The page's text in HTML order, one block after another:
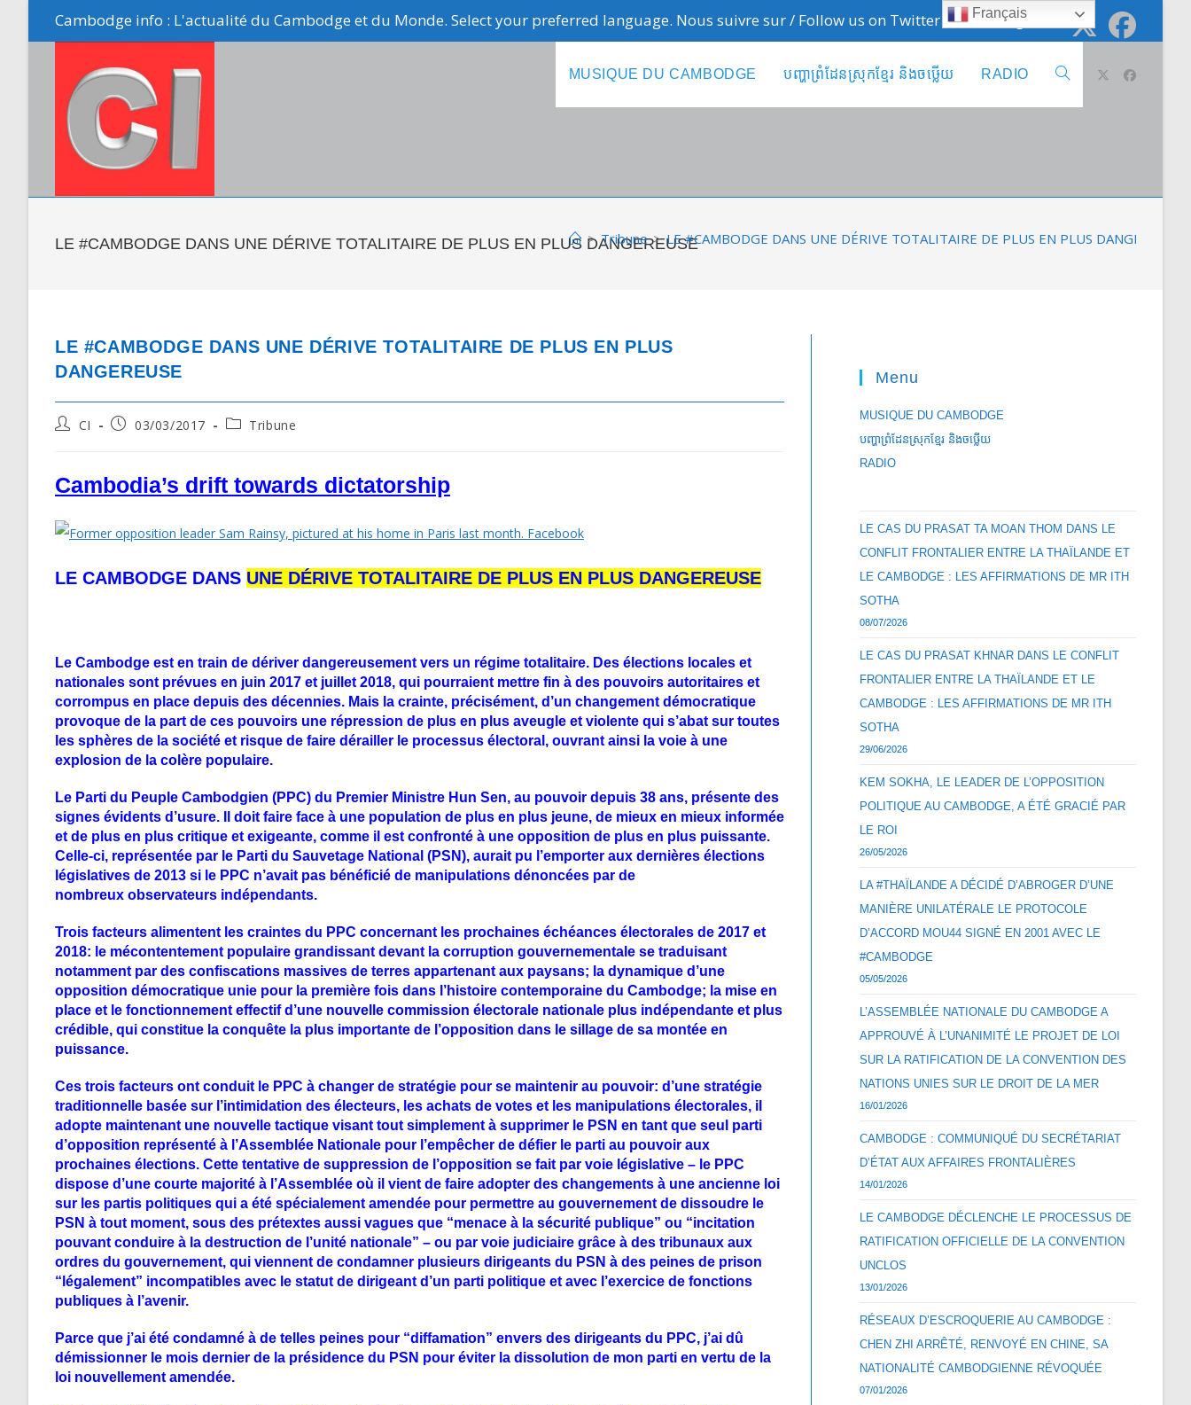
Cambodge info : L'actualité du Cambodge et du Monde. Select your preferred language. Nous suivre sur / Follow us on Twitter @cambodge_info
MUSIQUE DU CAMBODGE បញ្ហាព្រំដែនស្រុកខ្មែរ និងចឞ្លើយ RADIO Toggle
LE #CAMBODGE DANS UNE DÉRIVE TOTALITAIRE DE PLUS EN PLUS DANGEREUSE
> Tribune > LE #CAMBODGE DANS UNE DÉRIVE TOTALITAIRE DE PLUS EN PLUS DANGEREUSE
LE #CAMBODGE DANS UNE DÉRIVE TOTALITAIRE DE PLUS EN PLUS
DANGEREUSE
PostCI
Post03/03/2017
PostTribune
Cambodia’s drift towards dictatorship
LE CAMBODGE DANS UNE DÉRIVE TOTALITAIRE DE PLUS EN PLUS DANGEREUSE
Le Cambodge est en train de dériver dangereusement vers un régime totalitaire. Des élections locales et
nationales sont prévues en juin 2017 et juillet 2018, qui pourraient mettre fin à des pouvoirs autoritaires et
corrompus en place depuis des décennies. Mais la crainte, précisément, d’un changement démocratique
provoque de la part de ces pouvoirs une répression de plus en plus aveugle et violente qui s’abat sur toutes
les sphères de la société et risque de faire dérailler le processus électoral, ouvrant ainsi la voie à une
explosion de la colère populaire.
Le Parti du Peuple Cambodgien (PPC) du Premier Ministre Hun Sen, au pouvoir depuis 38 ans, présente des
signes évidents d’usure. Il doit faire face à une population de plus en plus jeune, de mieux en mieux informée
et de plus en plus critique et exigeante, comme il est confronté à une opposition de plus en plus puissante.
Celle-ci, représentée par le Parti du Sauvetage National (PSN), aurait pu l’emporter aux dernières élections
législatives de 2013 si le PPC n’avait pas bénéficié de manipulations dénoncées par de
nombreux observateurs indépendants.
Trois facteurs alimentent les craintes du PPC concernant les prochaines échéances électorales de 2017 et
2018: le mécontentement populaire grandissant devant la corruption gouvernementale se traduisant
notamment par des confiscations massives de terres appartenant aux paysans; la dynamique d’une
opposition démocratique unie pour la première fois dans l’histoire contemporaine du Cambodge; la mise en
place et le fonctionnement effectif d’une nouvelle commission électorale nationale plus indépendante et plus
crédible, qui constitue la conquête la plus importante de l’opposition dans le sillage de sa montée en
puissance.
Ces trois facteurs ont conduit le PPC à changer de stratégie pour se maintenir au pouvoir: d’une stratégie
traditionnelle basée sur l’intimidation des électeurs, les achats de votes et les manipulations électorales, il
adopte maintenant une nouvelle tactique visant tout simplement à supprimer le PSN en tant que seul parti
d’opposition représenté à l’Assemblée Nationale pour l’empêcher de défier le parti au pouvoir aux
prochaines élections. Cette tentative de suppression de l’opposition se fait par voie législative – le PPC
dispose d’une courte majorité à l’Assemblée où il vient de faire adopter des changements à une ancienne loi
sur les partis politiques qui a été spécialement amendée pour permettre au gouvernement de dissoudre le
PSN à tout moment, sous des prétextes aussi vagues que “menace à la sécurité publique” ou “incitation
pouvant conduire à la destruction de l’unité nationale” – ou par voie judiciaire grâce à des tribunaux aux
ordres du gouvernement, qui viennent de condamner plusieurs dirigeants du PSN à des peines de prison
“légalement” incompatibles avec le statut de dirigeant d’un parti politique et avec l’exercice de fonctions
publiques à l’avenir.
Parce que j’ai été condamné à de telles peines pour “diffamation” envers des dirigeants du PPC, j’ai dû
démissionner le mois dernier de la présidence du PSN pour éviter la dissolution de mon parti en vertu de la
loi nouvellement amendée.
Menu
MUSIQUE DU CAMBODGE
បញ្ហាព្រំដែនស្រុកខ្មែរ និងចឞ្លើយ
RADIO
LE CAS DU PRASAT TA MOAN THOM DANS LE
CONFLIT FRONTALIER ENTRE LA THAÏLANDE ET
LE CAMBODGE : LES AFFIRMATIONS DE MR ITH
SOTHA
08/07/2026
LE CAS DU PRASAT KHNAR DANS LE CONFLIT
FRONTALIER ENTRE LA THAÏLANDE ET LE
CAMBODGE : LES AFFIRMATIONS DE MR ITH
SOTHA
29/06/2026
KEM SOKHA, LE LEADER DE L’OPPOSITION
POLITIQUE AU CAMBODGE, A ÉTÉ GRACIÉ PAR
LE ROI
26/05/2026
LA #THAÏLANDE A DÉCIDÉ D’ABROGER D’UNE
MANIÈRE UNILATÉRALE LE PROTOCOLE
D’ACCORD MOU44 SIGNÉ EN 2001 AVEC LE
#CAMBODGE
05/05/2026
L’ASSEMBLÉE NATIONALE DU CAMBODGE A
APPROUVÉ À L’UNANIMITÉ LE PROJET DE LOI
SUR LA RATIFICATION DE LA CONVENTION DES
NATIONS UNIES SUR LE DROIT DE LA MER
16/01/2026
CAMBODGE : COMMUNIQUÉ DU SECRÉTARIAT
D’ÉTAT AUX AFFAIRES FRONTALIÈRES
14/01/2026
LE CAMBODGE DÉCLENCHE LE PROCESSUS DE
RATIFICATION OFFICIELLE DE LA CONVENTION
UNCLOS
13/01/2026
RÉSEAUX D’ESCROQUERIE AU CAMBODGE :
CHEN ZHI ARRÊTÉ, RENVOYÉ EN CHINE, SA
NATIONALITÉ CAMBODGIENNE RÉVOQUÉE
07/01/2026
Français